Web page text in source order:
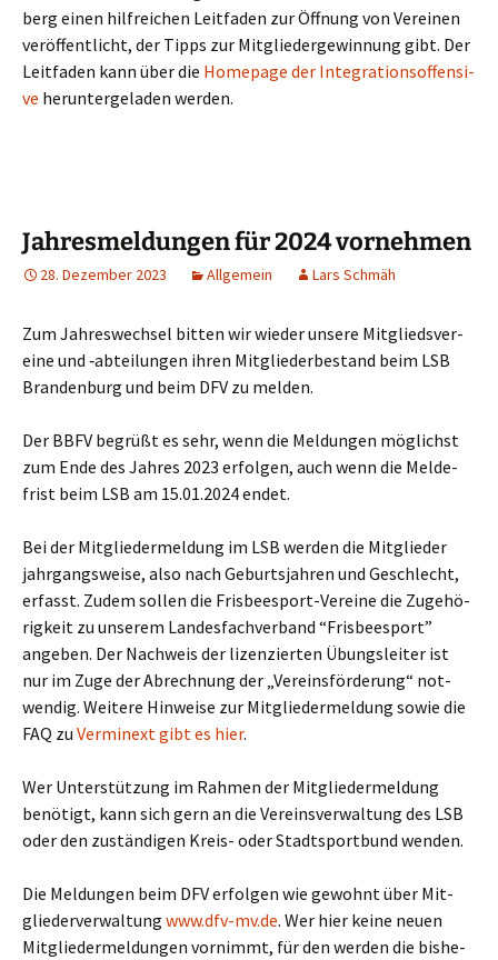
berg einen hilf­rei­chen Leit­fa­den zur Öff­nung von Ver­ei­nen
ver­öf­fent­licht, der Tipps zur Mit­glie­der­ge­win­nung gibt. Der
Leit­fa­den kann über die Home­page der Inte­gra­ti­ons­of­fen­si­
ve her­un­ter­ge­la­den werden.
Jahresmeldungen für 2024 vornehmen
28. Dezember 2023 Allgemein Lars Schmäh
Zum Jah­res­wech­sel bit­ten wir wie­der unse­re Mit­glieds­ver­
ei­ne und ‑abtei­lun­gen ihren Mit­glie­der­be­stand beim LSB
Bran­den­burg und beim DFV zu melden.
Der BBFV begrüßt es sehr, wenn die Mel­dun­gen mög­lichst
zum Ende des Jah­res 2023 erfol­gen, auch wenn die Mel­de­
frist beim LSB am 15.01.2024 endet.
Bei der Mit­glie­der­mel­dung im LSB wer­den die Mit­glie­der
jahr­gangs­wei­se, also nach Geburts­jah­ren und Geschlecht,
erfasst. Zudem sol­len die Fris­bee­s­port-Ver­ei­ne die Zuge­hö­
rig­keit zu unse­rem Lan­des­fach­ver­band “Fris­bee­s­port”
ange­ben. Der Nach­weis der lizen­zier­ten Übungs­lei­ter ist
nur im Zuge der Abrech­nung der „Ver­eins­för­de­rung“ not­
wen­dig. Wei­te­re Hin­wei­se zur Mit­glie­der­mel­dung sowie die
FAQ zu Ver­min­ext gibt es hier.
Wer Unter­stüt­zung im Rah­men der Mit­glie­der­mel­dung
benö­tigt, kann sich gern an die Ver­eins­ver­wal­tung des LSB
oder den zustän­di­gen Kreis- oder Stadt­sport­bund wenden.
Die Mel­dun­gen beim DFV erfol­gen wie gewohnt über Mit­
glie­der­ver­wal­tung www.dfv-mv.de. Wer hier kei­ne neu­en
Mit­glie­der­mel­dun­gen vor­nimmt, für den wer­den die bis­he­